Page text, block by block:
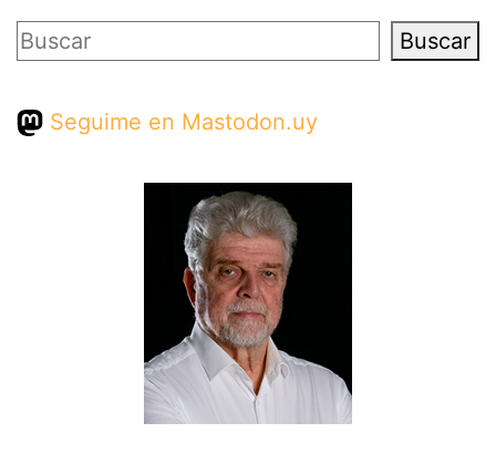
Buscar Buscar
Seguime en Mastodon.uy